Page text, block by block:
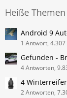
Heiße Themen
Android 9
1 Antwort,
Gefunden -
4 Antworten,
4
2 Antworten,